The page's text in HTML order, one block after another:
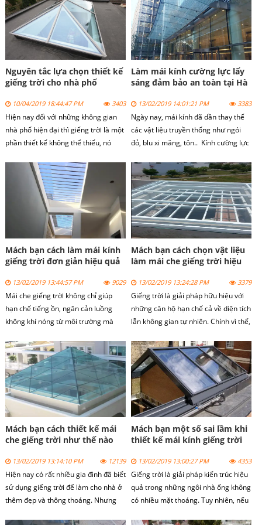
cho công trình
Nguyên tắc lựa chọn thiết kế
giếng trời cho nhà phố
10/04/2019 18:44:47 PM 3403
Hiện nay đối với những không gian
nhà phố hiện đại thì giếng trời là một
phần thiết kế không thể thiếu, nó
không gian. Giếng trời được sử dụng
để hứng sáng, lấy gió, trao đổi không
khí giữa bên ngoài và bên trong ngôi
nhà, không chỉ có vậy nó còn tạo
thành điểm nhấn ấn tượng cho ngôi
nhà của bạn.
Làm mái kính cường lực lấy
sáng đảm bảo an toàn tại Hà
13/02/2019 14:01:21 PM 3383
Ngày nay, mái kính đã dần thay thế
các vật liệu truyền thống như ngói
đỏ, blu xi măng, tôn.. Kính cường lực
thể bằng thép, inox hay nhôm hệ
đảm bảo độ chắc chắn cao và ngăn
nước hiệu quả. Mái kính cường lực
này mang lại rất nhiều những ưu
việt.
Mách bạn cách làm mái kính
giếng trời đơn giản hiệu quả
13/02/2019 13:44:57 PM 9029
Mái che giếng trời không chỉ giúp
hạn chế tiếng ồn, ngăn cản luồng
không khí nóng từ môi trường mà
như một vật trang trí giúp căn nhà
của bạn trở nên nổi bật hơn. Bạn đã
biết cách làm mái che giếng trời hiệu
quả và nên thiết kế mái che giếng
trời như thế nào cho hợp lý chưa?
Hãy cùng chúng tôi tìm hiểu nhé.
Mách bạn cách chọn vật liệu
làm mái che giếng trời hiệu
13/02/2019 13:24:28 PM 3379
Giếng trời là giải pháp hữu hiệu với
những căn hộ hạn chế cả về diện tích
lẫn không gian tự nhiên. Chính vì thế,
sức cần thiết.
Mách bạn cách thiết kế mái
che giếng trời như thế nào
13/02/2019 13:14:10 PM 12139
Hiện nay có rất nhiều gia đình đã biết
sử dụng giếng trời để làm cho nhà ở
thêm đẹp và thông thoáng. Nhưng
Mách bạn một số sai lầm khi
thiết kế mái kính giếng trời
13/02/2019 13:00:27 PM 4353
Giếng trời là giải pháp kiến trúc hiệu
quả trong những ngôi nhà ống không
có nhiều mặt thoáng. Tuy nhiên, nếu